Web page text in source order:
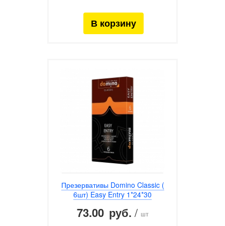
Презервативы Domino Classic (
6шт) Easy Entry 1*24*30
73.00 руб. / шт